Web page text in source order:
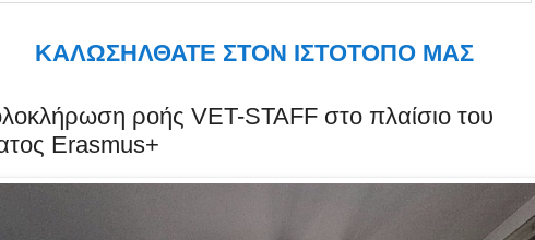
ΚΑΛΩΣΗΛΘΑΤΕ ΣΤΟΝ ΙΣΤΟΤΟΠΟ ΜΑΣ
ροής VET-STAFF στο πλαίσιο του
Erasmus+